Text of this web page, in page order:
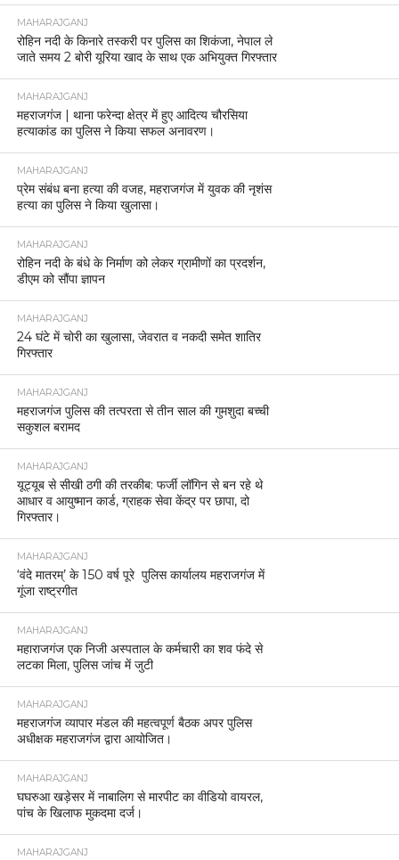
MAHARAJGANJ
रोहिन नदी के किनारे तस्करी पर पुलिस का शिकंजा, नेपाल ले
जाते समय 2 बोरी यूरिया खाद के साथ एक अभियुक्त गिरफ्तार
MAHARAJGANJ
महराजगंज | थाना फरेन्दा क्षेत्र में हुए आदित्य चौरसिया
हत्याकांड का पुलिस ने किया सफल अनावरण।
MAHARAJGANJ
प्रेम संबंध बना हत्या की वजह, महराजगंज में युवक की नृशंस
हत्या का पुलिस ने किया खुलासा।
MAHARAJGANJ
रोहिन नदी के बंधे के निर्माण को लेकर ग्रामीणों का प्रदर्शन,
डीएम को सौंपा ज्ञापन
MAHARAJGANJ
24 घंटे में चोरी का खुलासा, जेवरात व नकदी समेत शातिर
गिरफ्तार
MAHARAJGANJ
महराजगंज पुलिस की तत्परता से तीन साल की गुमशुदा बच्ची
सकुशल बरामद
MAHARAJGANJ
यूट्यूब से सीखी ठगी की तरकीब: फर्जी लॉगिन से बन रहे थे
आधार व आयुष्मान कार्ड, ग्राहक सेवा केंद्र पर छापा, दो
गिरफ्तार।
MAHARAJGANJ
‘वंदे मातरम्’ के 150 वर्ष पूरे पुलिस कार्यालय महराजगंज में
गूंजा राष्ट्रगीत
MAHARAJGANJ
महाराजगंज एक निजी अस्पताल के कर्मचारी का शव फंदे से
लटका मिला, पुलिस जांच में जुटी
MAHARAJGANJ
महराजगंज व्यापार मंडल की महत्वपूर्ण बैठक अपर पुलिस
अधीक्षक महराजगंज द्वारा आयोजित।
MAHARAJGANJ
घघरुआ खड़ेसर में नाबालिग से मारपीट का वीडियो वायरल,
पांच के खिलाफ मुकदमा दर्ज।
MAHARAJGANJ